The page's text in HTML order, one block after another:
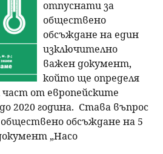
отпуснати за
обществено
обсъждане на един
изключително
важен документ,
който ще определя
част от европейските
2020 година. Става въпрос
обществено обсъждане на 5
„Насо